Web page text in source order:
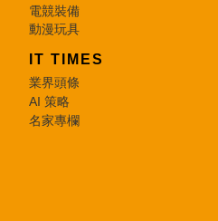
電競裝備
動漫玩具
IT TIMES
業界頭條
AI 策略
名家專欄